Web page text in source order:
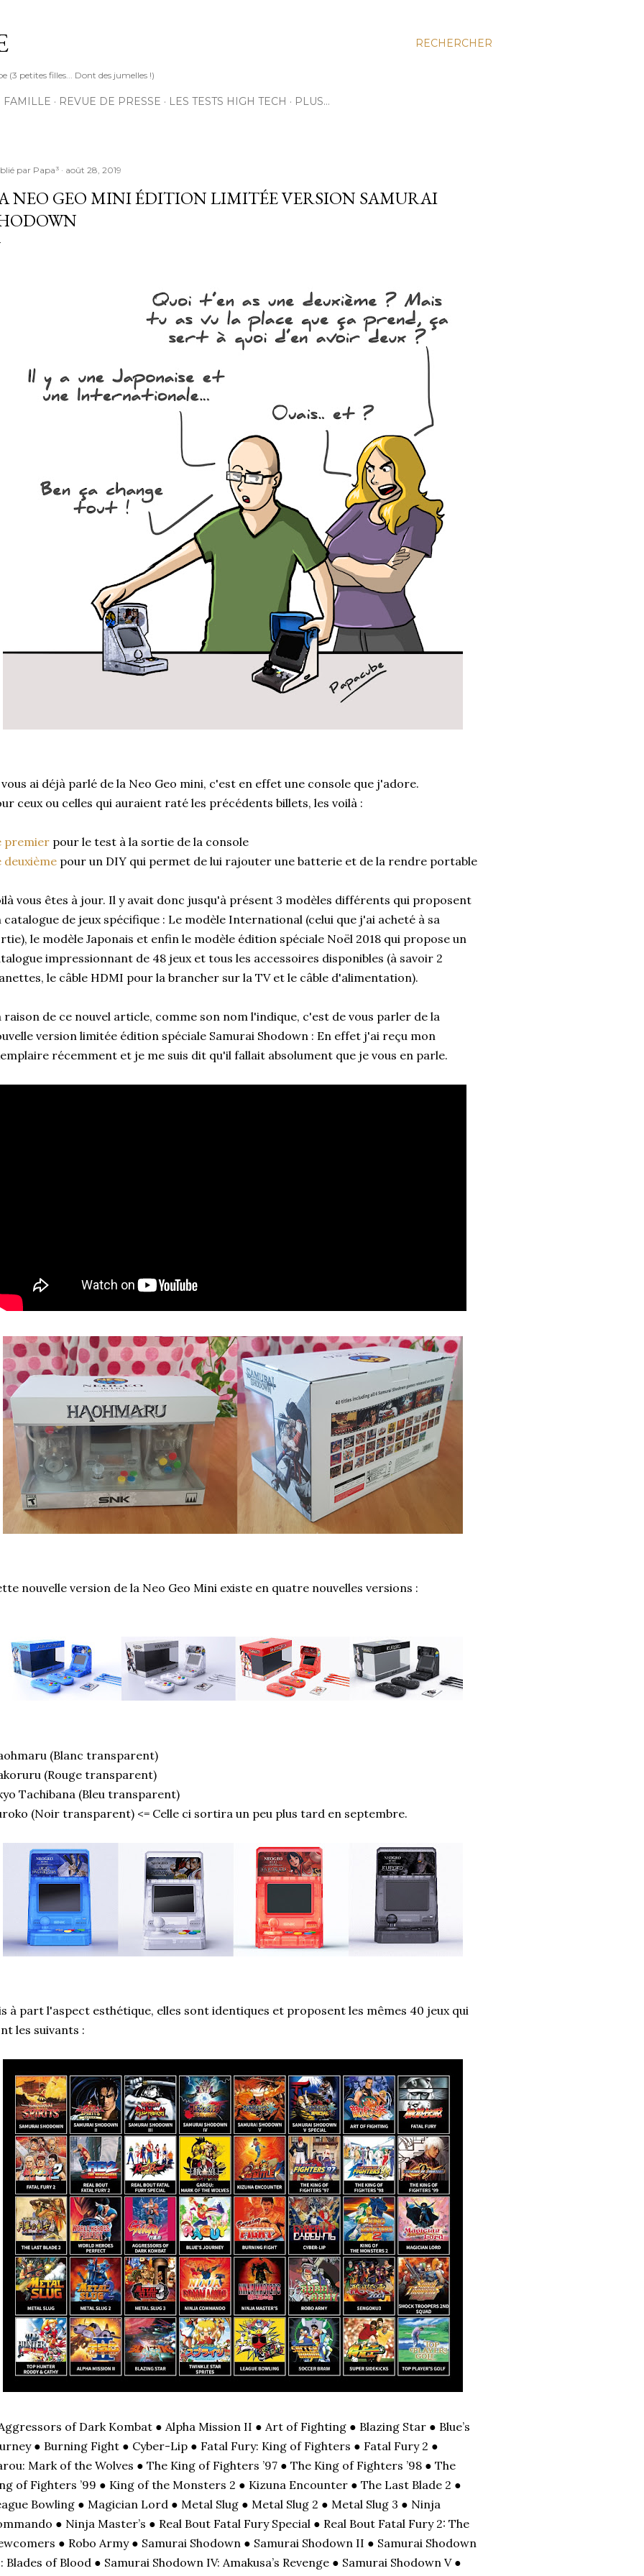
RECHERCHER
(3 petites filles... Dont des jumelles !)
FAMILLE REVUE DE PRESSE LES TESTS HIGH TECH PLUS…
par Papa³ août 28, 2019
NEO GEO MINI ÉDITION LIMITÉE VERSION SAMURAI
vous ai déjà parlé de la Neo Geo mini, c'est en effet une console que j'adore.
ceux ou celles qui auraient raté les précédents billets, les voilà :
premier pour le test à la sortie de la console
deuxième pour un DIY qui permet de lui rajouter une batterie et de la rendre portable
vous êtes à jour. Il y avait donc jusqu'à présent 3 modèles différents qui proposent
catalogue de jeux spécifique : Le modèle International (celui que j'ai acheté à sa
le modèle Japonais et enfin le modèle édition spéciale Noël 2018 qui propose un
impressionnant de 48 jeux et tous les accessoires disponibles (à savoir 2
le câble HDMI pour la brancher sur la TV et le câble d'alimentation).
raison de ce nouvel article, comme son nom l'indique, c'est de vous parler de la
version limitée édition spéciale Samurai Shodown : En effet j'ai reçu mon
récemment et je me suis dit qu'il fallait absolument que je vous en parle.
nouvelle version de la Neo Geo Mini existe en quatre nouvelles versions :
(Blanc transparent)
(Rouge transparent)
Tachibana (Bleu transparent)
(Noir transparent) <= Celle ci sortira un peu plus tard en septembre.
à part l'aspect esthétique, elles sont identiques et proposent les mêmes 40 jeux qui
les suivants :
of Dark Kombat ● Alpha Mission II ● Art of Fighting ● Blazing Star ● Blue’s
● Burning Fight ● Cyber-Lip ● Fatal Fury: King of Fighters ● Fatal Fury 2 ●
Mark of the Wolves ● The King of Fighters ’97 ● The King of Fighters ’98 ● The
of Fighters ’99 ● King of the Monsters 2 ● Kizuna Encounter ● The Last Blade 2 ●
Bowling ● Magician Lord ● Metal Slug ● Metal Slug 2 ● Metal Slug 3 ● Ninja
● Ninja Master’s ● Real Bout Fatal Fury Special ● Real Bout Fatal Fury 2: The
● Robo Army ● Samurai Shodown ● Samurai Shodown II ● Samurai Shodown
Blades of Blood ● Samurai Shodown IV: Amakusa’s Revenge ● Samurai Shodown V ●